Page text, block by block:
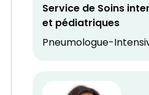
Service de Soins
et pédiatriques
Pneumologue-